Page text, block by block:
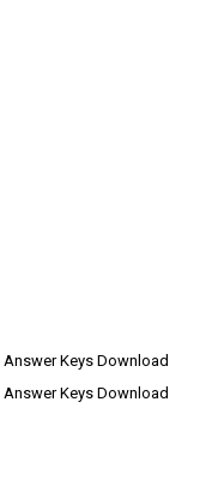
Answer Keys Download
Answer Keys Download